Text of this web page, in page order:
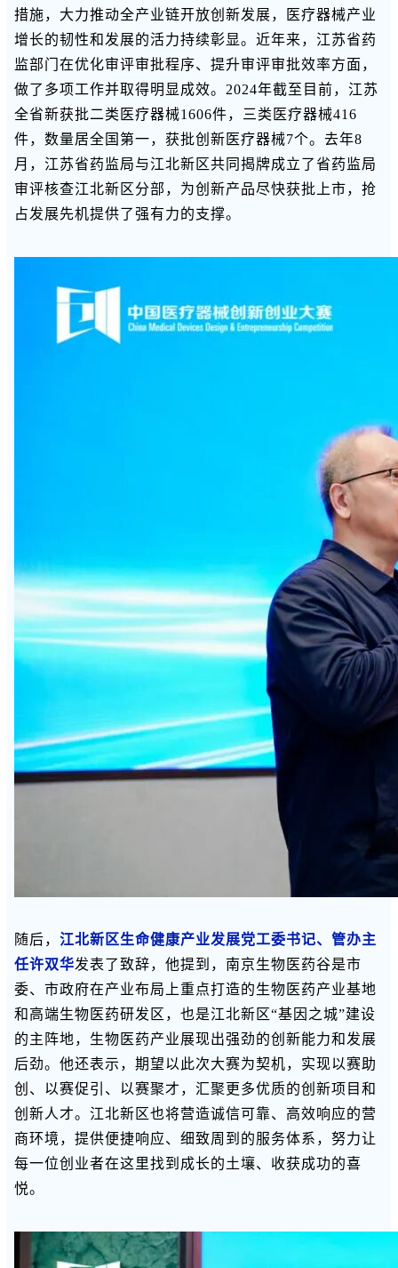
措施，大力推动全产业链开放创新发展，医疗器械产业
增长的韧性和发展的活力持续彰显。近年来，江苏省药
监部门在优化审评审批程序、提升审评审批效率方面，
做了多项工作并取得明显成效。2024年截至目前，江苏
全省新获批二类医疗器械1606件，三类医疗器械416
件，数量居全国第一，获批创新医疗器械7个。去年8
月，江苏省药监局与江北新区共同揭牌成立了省药监局
审评核查江北新区分部，为创新产品尽快获批上市，抢
占发展先机提供了强有力的支撑。
随后， 江北新区生命健康产业发展党工委书记、管办主
任许双华发表了致辞，他提到，南京生物医药谷是市
委、市政府在产业布局上重点打造的生物医药产业基地
和高端生物医药研发区，也是江北新区“基因之城”建设
的主阵地，生物医药产业展现出强劲的创新能力和发展
后劲。他还表示，期望以此次大赛为契机，实现以赛助
创、以赛促引、以赛聚才，汇聚更多优质的创新项目和
创新人才。江北新区也将营造诚信可靠、高效响应的营
商环境，提供便捷响应、细致周到的服务体系，努力让
每一位创业者在这里找到成长的土壤、收获成功的喜
悦。